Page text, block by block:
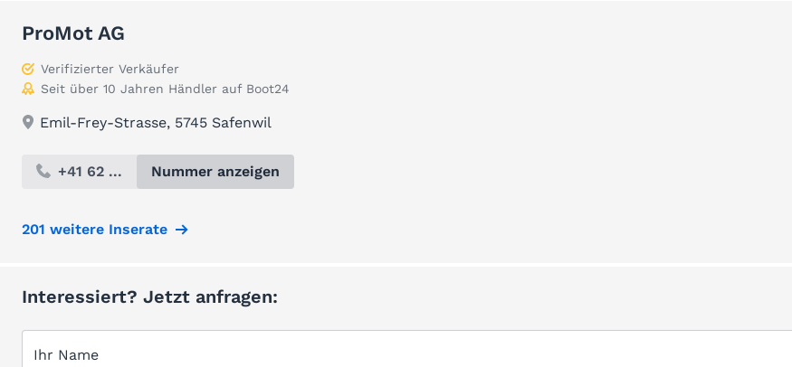
ProMot AG
Verifizierter Verkäufer
Seit über 10 Jahren Händler auf Boot24
Emil-Frey-Strasse, 5745 Safenwil
+41 62 ... Nummer anzeigen
201 weitere Inserate
Interessiert? Jetzt anfragen:
Ihr Name